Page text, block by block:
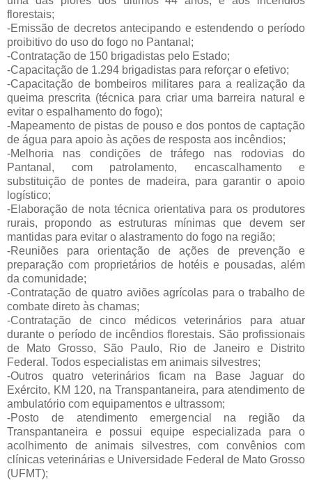
florestais;
-Emissão de decretos antecipando e estendendo o período
proibitivo do uso do fogo no Pantanal;
-Contratação de 150 brigadistas pelo Estado;
-Capacitação de 1.294 brigadistas para reforçar o efetivo;
-Capacitação de bombeiros militares para a realização da
queima prescrita (técnica para criar uma barreira natural e
evitar o espalhamento do fogo);
-Mapeamento de pistas de pouso e dos pontos de captação
de água para apoio às ações de resposta aos incêndios;
-Melhoria nas condições de tráfego nas rodovias do
Pantanal, com patrolamento, encascalhamento e
substituição de pontes de madeira, para garantir o apoio
logístico;
-Elaboração de nota técnica orientativa para os produtores
rurais, propondo as estruturas mínimas que devem ser
mantidas para evitar o alastramento do fogo na região;
-Reuniões para orientação de ações de prevenção e
preparação com proprietários de hotéis e pousadas, além
da comunidade;
-Contratação de quatro aviões agrícolas para o trabalho de
combate direto às chamas;
-Contratação de cinco médicos veterinários para atuar
durante o período de incêndios florestais. São profissionais
de Mato Grosso, São Paulo, Rio de Janeiro e Distrito
Federal. Todos especialistas em animais silvestres;
-Outros quatro veterinários ficam na Base Jaguar do
Exército, KM 120, na Transpantaneira, para atendimento de
ambulatório com equipamentos e ultrassom;
-Posto de atendimento emergencial na região da
Transpantaneira e possui equipe especializada para o
acolhimento de animais silvestres, com convênios com
clínicas veterinárias e Universidade Federal de Mato Grosso
(UFMT);